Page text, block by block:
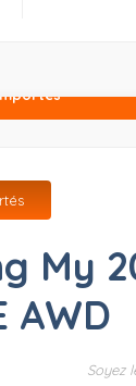
My
AWD
Soyez